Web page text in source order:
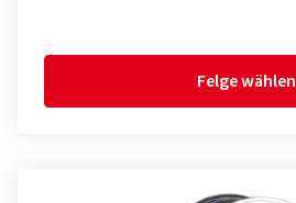
Felge wählen